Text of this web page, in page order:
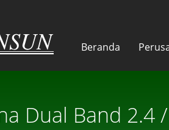
Beranda
Dual Band 2.4